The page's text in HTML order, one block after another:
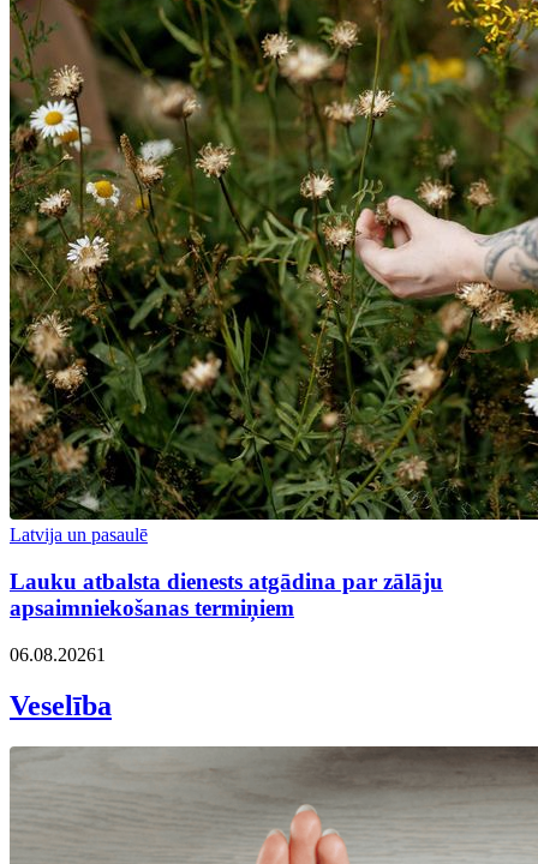
Latvija un pasaulē
Lauku atbalsta dienests atgādina par zālāju
apsaimniekošanas termiņiem
06.08.20261
Veselība